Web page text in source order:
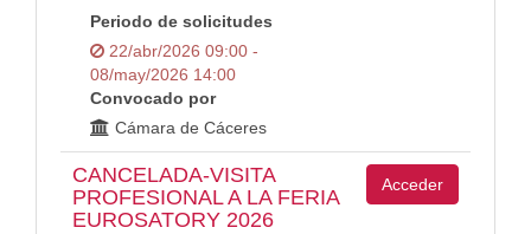
Periodo de solicitudes
22/abr/2026 09:00 -
08/may/2026 14:00
Convocado por
Cámara de Cáceres
CANCELADA-VISITA
PROFESIONAL A LA FERIA
EUROSATORY 2026
Acceder